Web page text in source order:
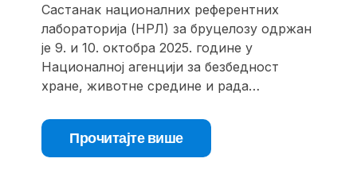
Састанак националних референтних
лабораторија (НРЛ) за бруцелозу одржан
је 9. и 10. октобра 2025. године у
Националној агенцији за безбедност
хране, животне средине и рада…
Прочитајте више